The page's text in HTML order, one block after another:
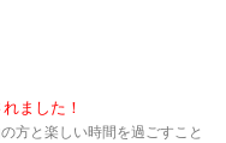
ました！
方と楽しい時間を過ごすこと